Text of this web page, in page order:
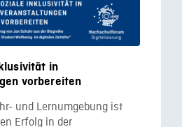
in
vorbereiten
und Lernumgebung ist
Erfolg in der